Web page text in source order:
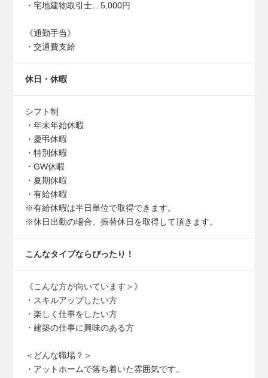
・宅地建物取引士…5,000円
《通勤手当》
・交通費支給
休日・休暇
シフト制
・年末年始休暇
・慶弔休暇
・特別休暇
・GW休暇
・夏期休暇
・有給休暇
※有給休暇は半日単位で取得できます。
※休日出勤の場合、振替休日を取得して頂きます。
こんなタイプならぴったり！
《こんな方が向いています＞》
・スキルアップしたい方
・楽しく仕事をしたい方
・建築の仕事に興味のある方
＜どんな職場？＞
・アットホームで落ち着いた雰囲気です。